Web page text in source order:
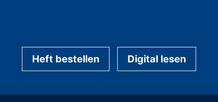
Heft bestellen Digital lesen